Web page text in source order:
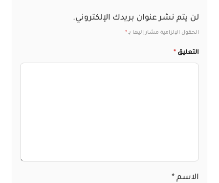
لن يتم نشر عنوان بريدك الإلكتروني.
الحقول الإلزامية مشار إليها بـ*
التعليق *
الاسم *